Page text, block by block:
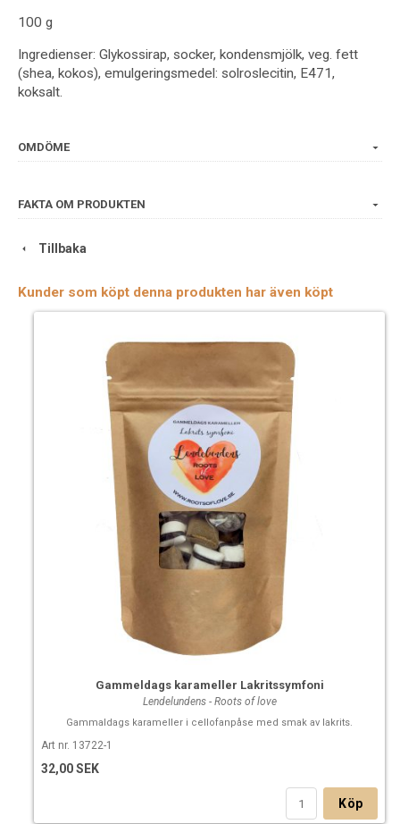
100 g
Ingredienser: Glykossirap, socker, kondensmjölk, veg. fett
(shea, kokos), emulgeringsmedel: solroslecitin, E471,
koksalt.
OMDÖME
FAKTA OM PRODUKTEN
Tillbaka
Kunder som köpt denna produkten har även köpt
Gammeldags karameller Lakritssymfoni
Lendelundens - Roots of love
Gammaldags karameller i cellofanpåse med smak av lakrits.
Art nr. 13722-1
32,00 SEK
Köp